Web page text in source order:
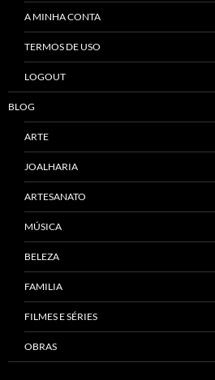
A MINHA CONTA
TERMOS DE USO
LOGOUT
BLOG
ARTE
JOALHARIA
ARTESANATO
MÚSICA
BELEZA
FAMILIA
FILMES E SÉRIES
OBRAS